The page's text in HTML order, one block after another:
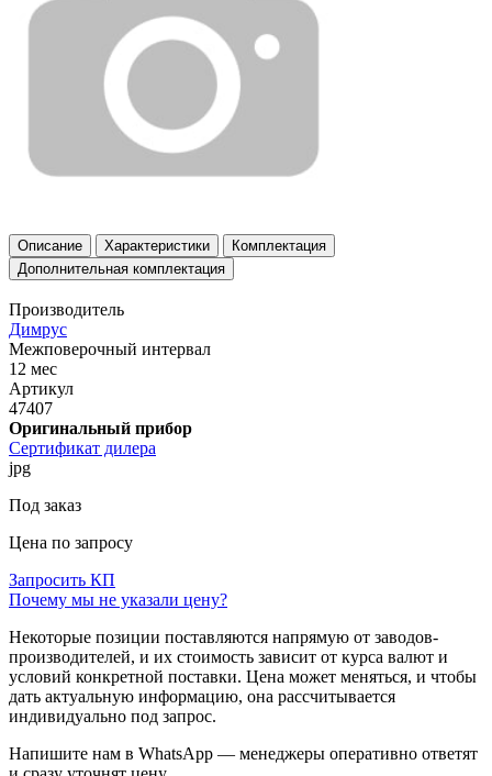
Описание Характеристики
Комплектация
Дополнительная комплектация
Производитель
Димрус
Межповерочный интервал
12 мес
Артикул
47407
Оригинальный прибор
Сертификат дилера
jpg
Под заказ
Цена по запросу
Запросить КП
Почему мы не указали цену?
Некоторые позиции поставляются напрямую от заводов-
производителей, и их стоимость зависит от курса валют и
условий конкретной поставки. Цена может меняться, и чтобы
дать актуальную информацию, она рассчитывается
индивидуально под запрос.
Напишите нам в WhatsApp — менеджеры оперативно ответят